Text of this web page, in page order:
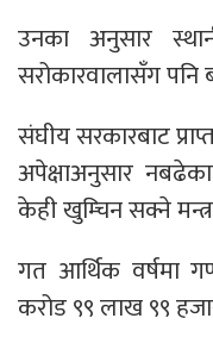
उनका अनुसार
सरोकारवालासँग पनि
संघीय सरकारबाट
अपेक्षाअनुसार
केही खुम्चिन सक्ने
गत आर्थिक वर्षमा
करोड ९९ लाख ९९